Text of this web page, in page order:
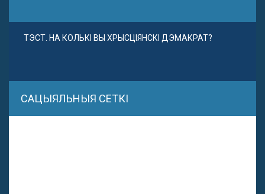
ТЭСТ. НА КОЛЬКІ ВЫ ХРЫСЦІЯНСКІ ДЭМАКРАТ?
САЦЫЯЛЬНЫЯ СЕТКІ